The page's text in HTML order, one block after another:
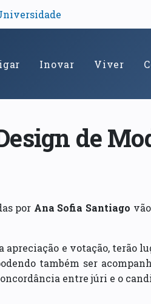
Inovar Viver
de
por Ana Sofia Santiago
apreciação e votação, terão
também ser
entre júri e o